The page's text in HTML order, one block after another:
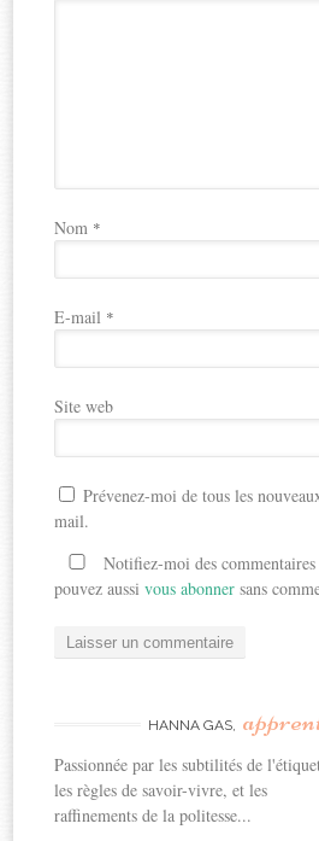
Nom *
E-mail *
Site web
Prévenez-moi de tous les
mail.
Notifiez-moi des
pouvez aussivous abonner sans
HANNA GAS,
Passionnée par les subtilités de
les règles de savoir-vivre, et les
raffinements de la politesse...